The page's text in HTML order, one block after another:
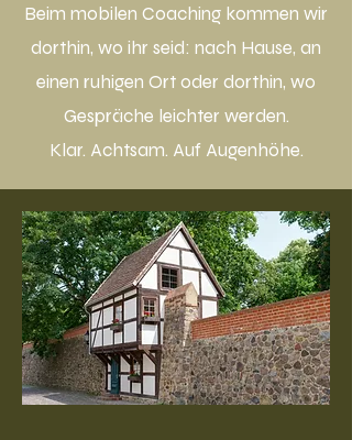
Beim mobilen Coaching kommen wir
dorthin, wo ihr seid: nach Hause, an
einen ruhigen Ort oder dorthin, wo
Gespräche leichter werden.
Klar. Achtsam. Auf Augenhöhe.